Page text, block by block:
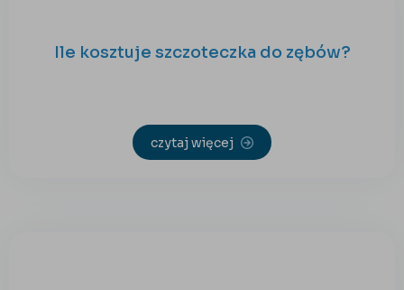
Ile kosztuje szczoteczka do zębów?
czytaj więcej